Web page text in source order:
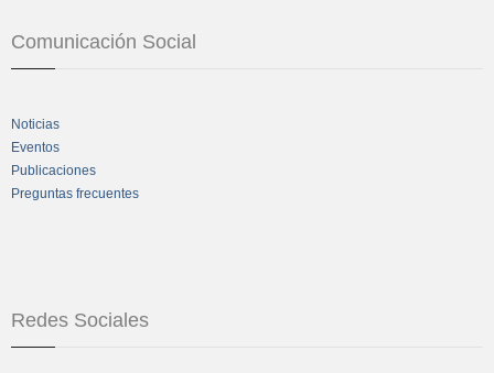
Comunicación Social
Noticias
Eventos
Publicaciones
Preguntas frecuentes
Redes Sociales